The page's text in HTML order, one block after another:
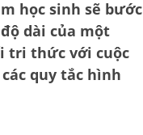
học sinh sẽ bước
dài của một
tri thức với cuộc
quy tắc hình